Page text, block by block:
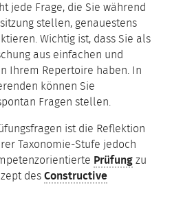
jede Frage, die Sie während
stellen, genauestens
Wichtig ist, dass Sie als
aus einfachen und
Ihrem Repertoire haben. In
können Sie
Fragen stellen.
ist die Reflektion
Taxonomie-Stufe jedoch
Prüfung zu
des Constructive